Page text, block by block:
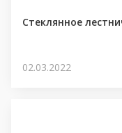
Стеклянное
02.03.2022